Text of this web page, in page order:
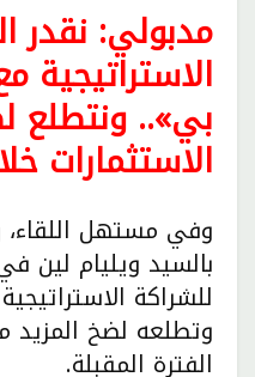
مدبولي: نقدر
بي».. ونتطلع
الاستثمارات
وفي مستهل اللقاء،
بالسيد ويليام لين
للشراكة
وتطلعه لضخ المزيد
الفترة المقبلة.